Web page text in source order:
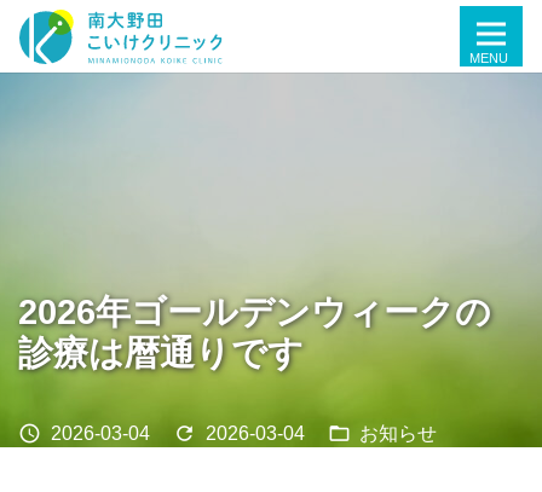
2026年ゴールデンウィークの
診療は暦通りです
schedule 2026-03-04 refresh 2026-03-04 folder_open お知らせ